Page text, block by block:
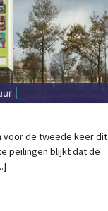
voor de tweede keer dit
peilingen blijkt dat de